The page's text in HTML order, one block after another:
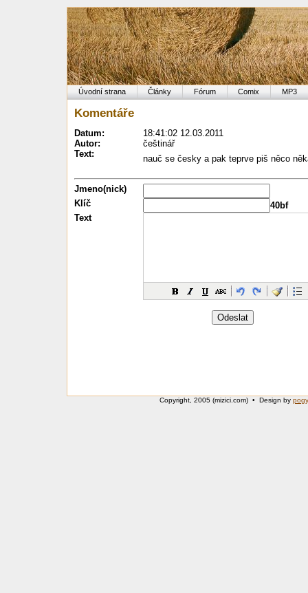
Úvodní strana Články Fórum Comix MP3
Komentáře
Datum:
18:41:02 12.03.2011
Autor:
češtinář
Text:
nauč se česky a pak teprve piš něco
Jmeno(nick)
Klíč
40bf
Text
Copyright, 2005 (mizici.com) • Design by